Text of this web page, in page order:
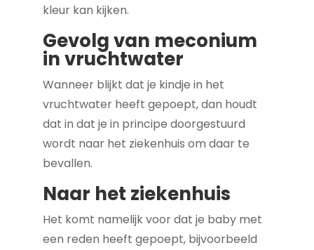
kleur kan kijken.
Gevolg van meconium
in vruchtwater
Wanneer blijkt dat je kindje in het
vruchtwater heeft gepoept, dan houdt
dat in dat je in principe doorgestuurd
wordt naar het ziekenhuis om daar te
bevallen.
Naar het ziekenhuis
Het komt namelijk voor dat je baby met
een reden heeft gepoept, bijvoorbeeld